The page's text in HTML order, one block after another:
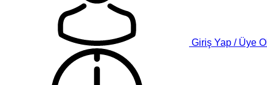
Giriş Yap / Üye Ol